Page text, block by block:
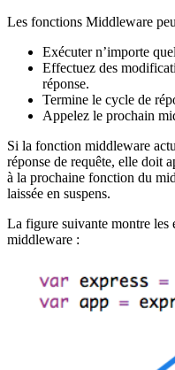
Les fonctions Middleware
Exécuter n’importe
Effectuez des
réponse.
Termine le cycle de
Appelez le prochain
Si la fonction middleware
réponse de requête, elle doit
à la prochaine fonction du
laissée en suspens.
La figure suivante montre les
middleware :